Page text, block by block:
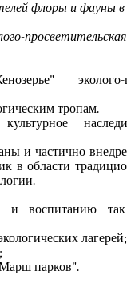
флоры и фауны
просветительская
эколого-
тропам.
и частично
в области
и воспитанию
лагерей;
парков".